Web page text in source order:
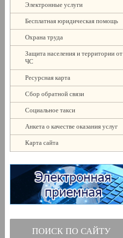
Электронные услуги
Бесплатная юридическая помощь
Охрана труда
Защита населения и территории от
ЧС
Ресурсная карта
Сбор обратной связи
Социальное такси
Анкета о качестве оказания услуг
Карта сайта
ПОИСК ПО САЙТУ